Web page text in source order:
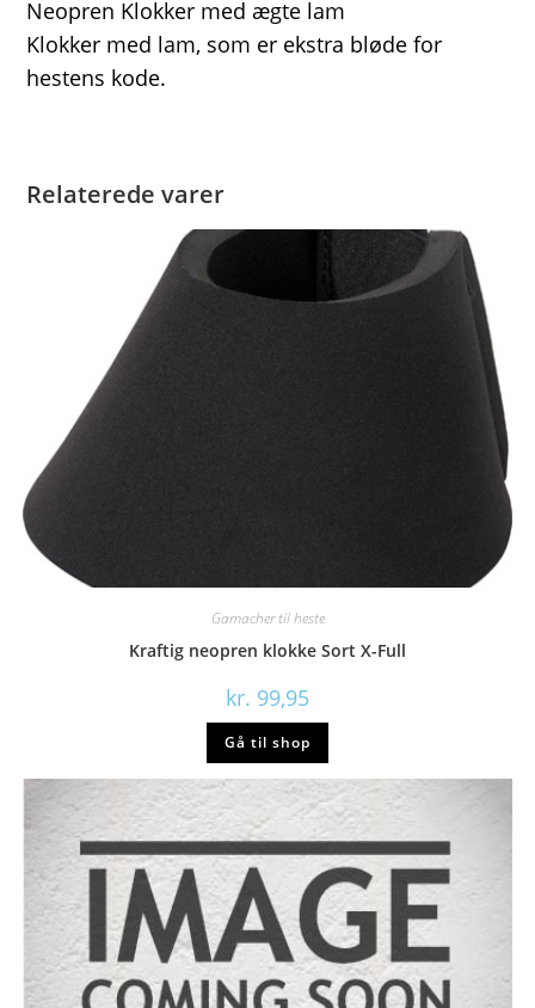
Neopren Klokker med ægte lam
Klokker med lam, som er ekstra bløde for
hestens kode.
Relaterede varer
Gamacher til heste
Kraftig neopren klokke Sort X-Full
kr. 99,95
Gå til shop